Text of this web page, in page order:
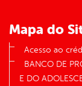
Mapa do
Acesso ao
BANCO DE
E DO